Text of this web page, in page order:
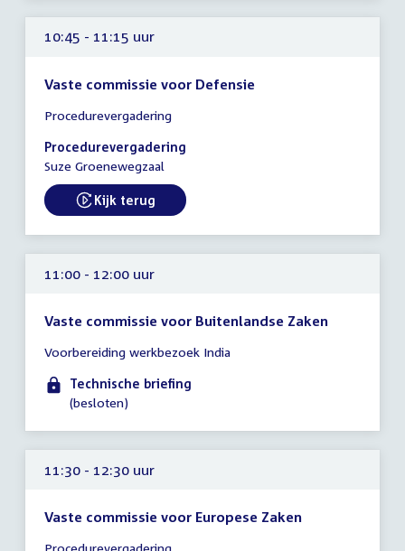
10:45 - 11:15 uur
Vaste commissie voor Defensie
vergadering
10:45
-
uur
Procedurevergadering
Procedurevergadering
Suze Groenewegzaal
External link:
Kijk terug
11:00 - 12:00 uur
Vaste commissie voor Buitenlandse Zaken
vergadering
11:00
-
uur
Voorbereiding werkbezoek India
Technische briefing
(besloten)
11:30 - 12:30 uur
Vaste commissie voor Europese Zaken